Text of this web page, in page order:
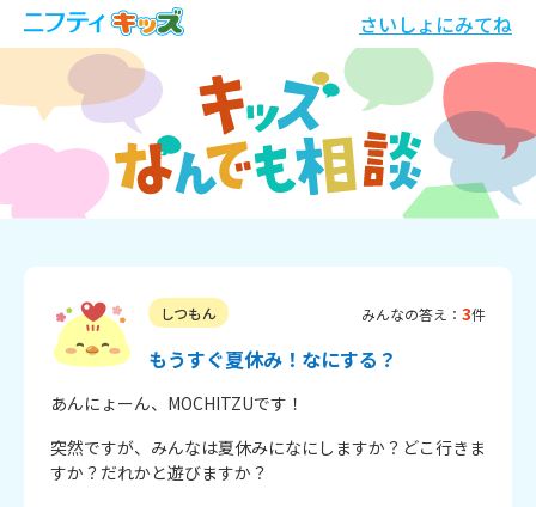
さいしょにみてね
しつもん みんなの答え： 3件
もうすぐ夏休み！なにする？
あんにょーん、MOCHITZUです！
突然ですが、みんなは夏休みになにしますか？どこ行きま
すか？だれかと遊びますか？